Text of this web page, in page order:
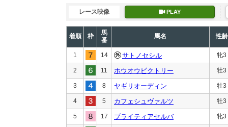
レース映像 PLAY
着順 枠
馬
番
馬名 性齢
1 14 サトノセシル 牝3
2 11 ホウオウビクトリー 牡3
3 8 ヤギリオーディン 牡3
4 5 カフェシュヴァルツ 牡3
5 17 ブライティアセルバ 牝3